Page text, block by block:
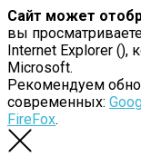
Сайт может
вы
Internet Explorer (),
Microsoft.
Рекомендуем
современных:
FireFox.